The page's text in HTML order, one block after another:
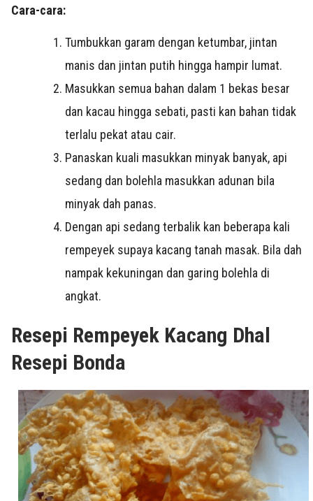
Cara-cara:
Tumbukkan garam dengan ketumbar, jintan
manis dan jintan putih hingga hampir lumat.
Masukkan semua bahan dalam 1 bekas besar
dan kacau hingga sebati, pasti kan bahan tidak
terlalu pekat atau cair.
Panaskan kuali masukkan minyak banyak, api
sedang dan bolehla masukkan adunan bila
minyak dah panas.
Dengan api sedang terbalik kan beberapa kali
rempeyek supaya kacang tanah masak. Bila dah
nampak kekuningan dan garing bolehla di
angkat.
Resepi Rempeyek Kacang Dhal
Resepi Bonda